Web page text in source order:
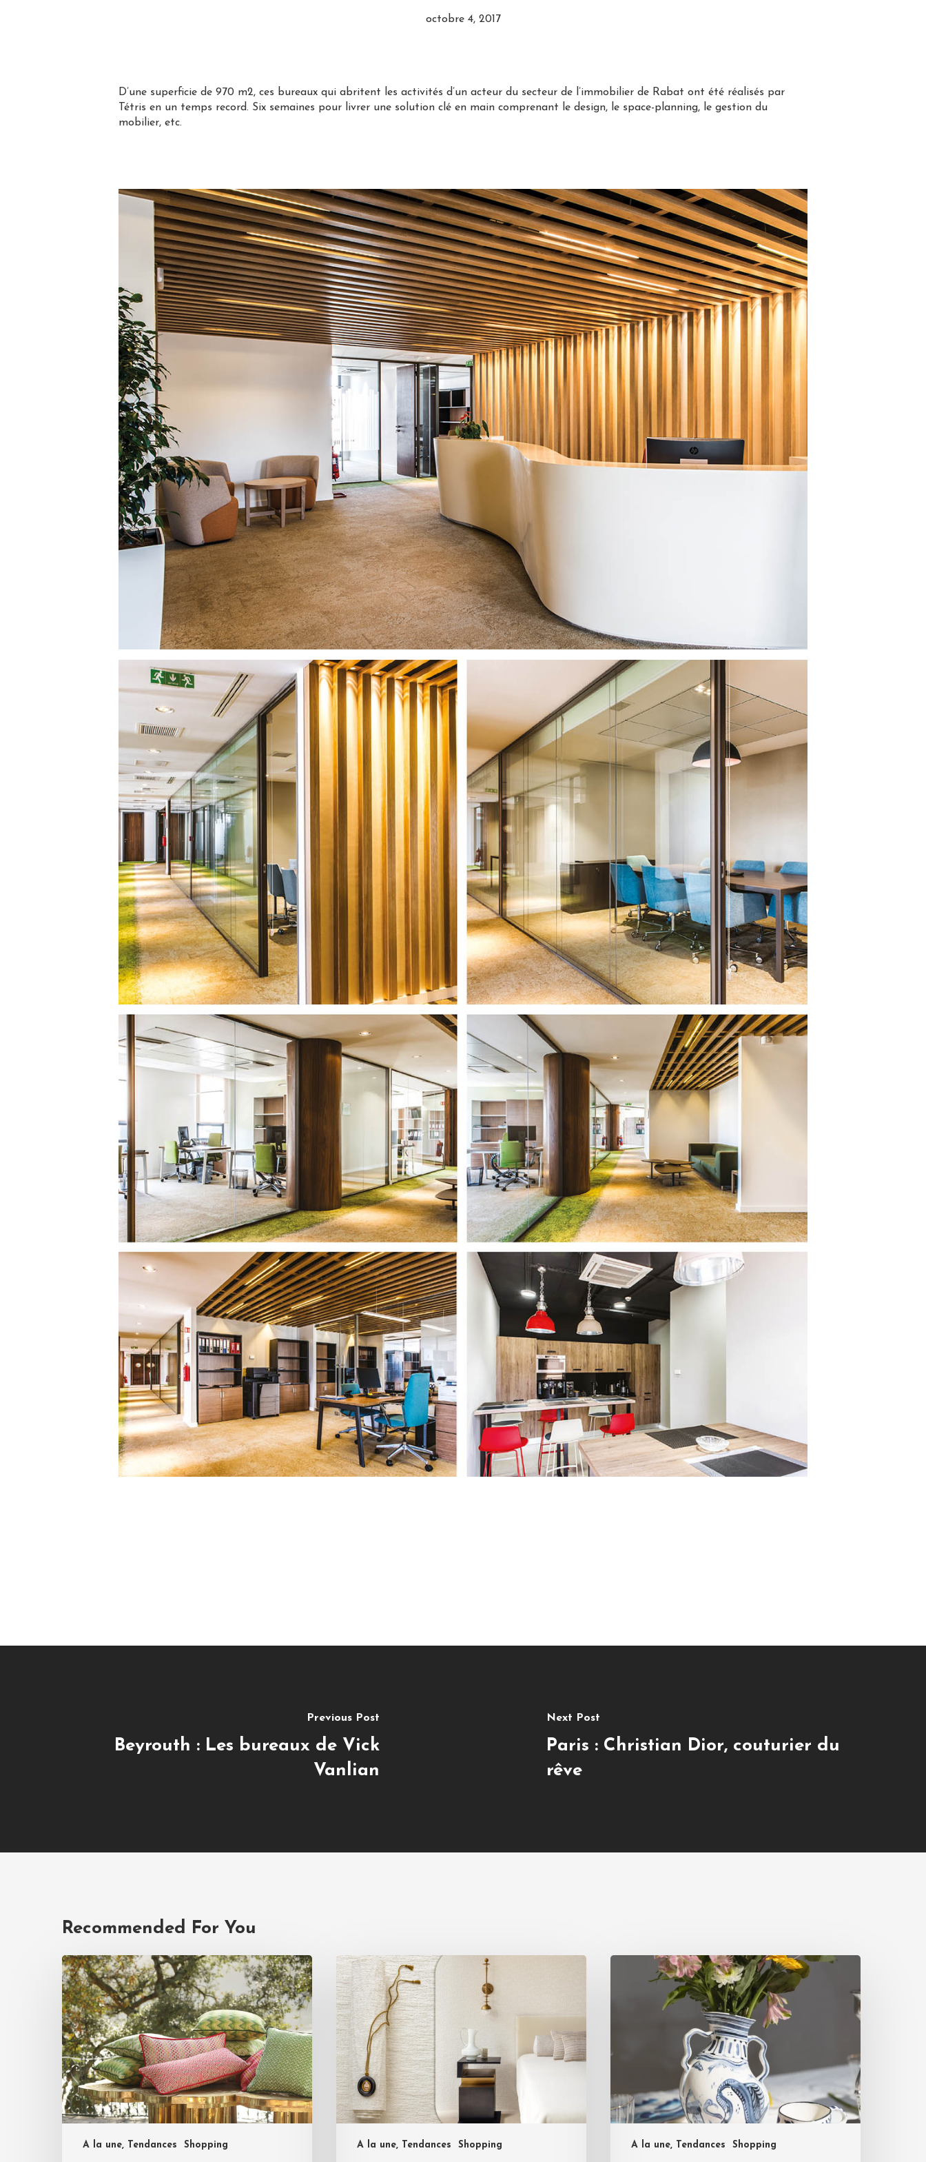
octobre 4, 2017
D’une superficie de 970 m2, ces bureaux qui abritent les activités d’un acteur du secteur de l’immobilier de Rabat ont été réalisés par
Tétris en un temps record. Six semaines pour livrer une solution clé en main comprenant le design, le space-planning, le gestion du
mobilier, etc.
Previous Post
Beyrouth : Les bureaux de Vick
Vanlian
Next Post
Paris : Christian Dior, couturier du
rêve
Recommended For You
A la une, Tendances Shopping A la une, Tendances Shopping A la une, Tendances Shopping